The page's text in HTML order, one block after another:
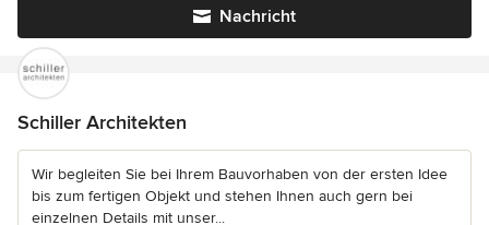
Nachricht
Schiller Architekten
Wir begleiten Sie bei Ihrem Bauvorhaben von der ersten Idee
bis zum fertigen Objekt und stehen Ihnen auch gern bei
einzelnen Details mit unser...